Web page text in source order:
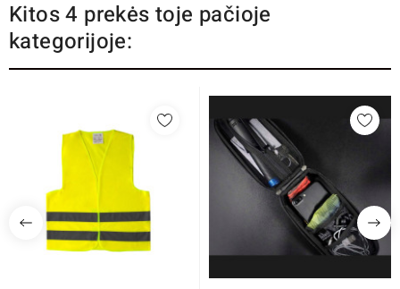
Kitos 4 prekės toje pačioje
kategorijoje: